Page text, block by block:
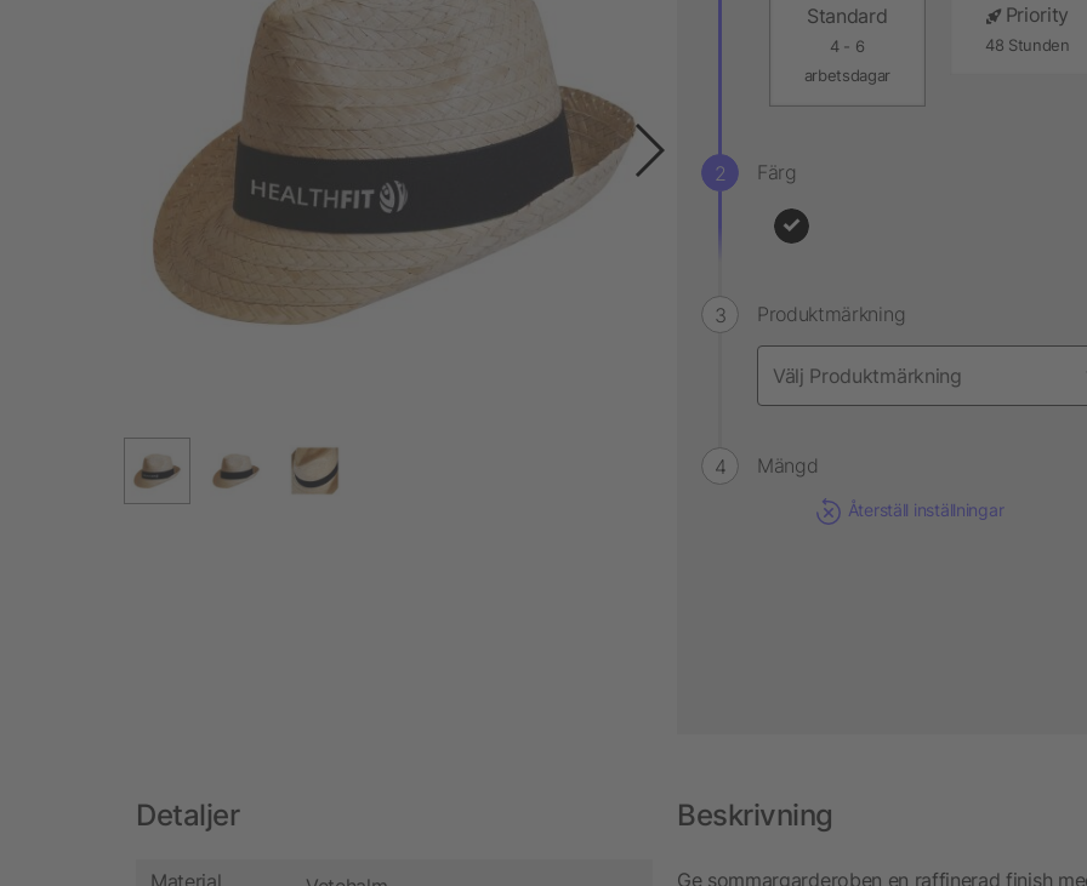
Standard
4 - 6
arbetsdagar
Priority
48 Stunden
Färg
Produktmärkning
Mängd
Återställ inställningar
Detaljer Beskrivning
Ge sommargarderoben en raffinerad finish